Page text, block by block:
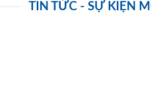
TIN TỨC - SỰ KIỆN